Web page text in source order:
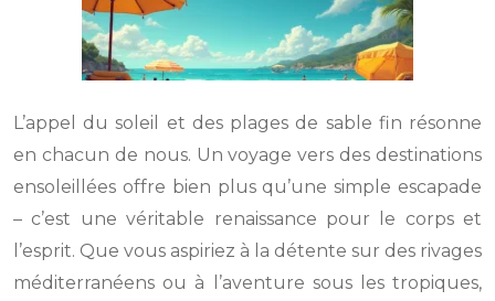
L’appel du soleil et des plages de sable fin résonne
en chacun de nous. Un voyage vers des destinations
ensoleillées offre bien plus qu’une simple escapade
– c’est une véritable renaissance pour le corps et
l’esprit. Que vous aspiriez à la détente sur des rivages
méditerranéens ou à l’aventure sous les tropiques,